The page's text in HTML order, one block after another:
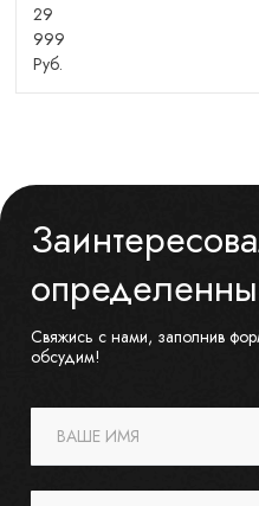
29
999
Руб.
Свяжись с нами, заполнив
обсудим!
ВАШЕ ИМЯ